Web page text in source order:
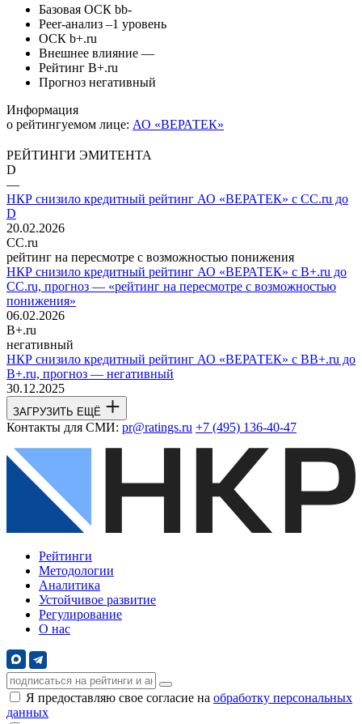
Базовая ОСК bb-
Peer-анализ –1 уровень
ОСК b+.ru
Внешнее влияние —
Рейтинг B+.ru
Прогноз негативный
Информация
о рейтингуемом лице: АО «ВЕРАТЕК»
РЕЙТИНГИ ЭМИТЕНТА
D
—
НКР снизило кредитный рейтинг АО «ВЕРАТЕК» с CC.ru до
D
20.02.2026
CC.ru
рейтинг на пересмотре с возможностью понижения
НКР снизило кредитный рейтинг АО «ВЕРАТЕК» с B+.ru до
CC.ru, прогноз — «рейтинг на пересмотре с возможностью
понижения»
06.02.2026
B+.ru
негативный
НКР снизило кредитный рейтинг АО «ВЕРАТЕК» с BB+.ru до
B+.ru, прогноз — негативный
30.12.2025
ЗАГРУЗИТЬ ЕЩЁ
Контакты для СМИ: pr@ratings.ru +7 (495) 136-40-47
Рейтинги
Методологии
Аналитика
Устойчивое развитие
Регулирование
О нас
Я предоставляю свое согласие на обработку персональных
данных